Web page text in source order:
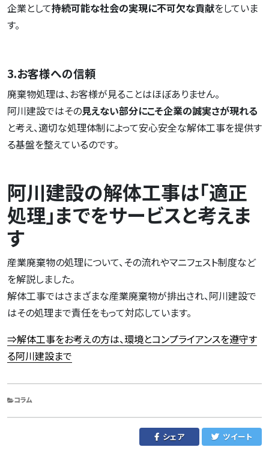
企業として持続可能な社会の実現に不可欠な貢献をしていま
す。
3.お客様への信頼
廃棄物処理は、お客様が見ることはほぼありません。
阿川建設ではその見えない部分にこそ企業の誠実さが現れる
と考え、適切な処理体制によって安心安全な解体工事を提供す
る基盤を整えているのです。
阿川建設の解体工事は「適正
処理」までをサービスと考えま
す
産業廃棄物の処理について、その流れやマニフェスト制度など
を解説しました。
解体工事ではさまざまな産業廃棄物が排出され、阿川建設で
はその処理まで責任をもって対応しています。
⇒解体工事をお考えの方は、環境とコンプライアンスを遵守す
る阿川建設まで
CATEGORIES
コラム
シェア ツイート